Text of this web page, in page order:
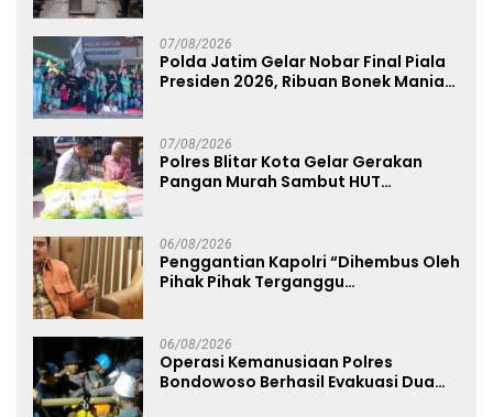
07/08/2026
Polda Jatim Gelar Nobar Final Piala
Presiden 2026, Ribuan Bonek Mania
07/08/2026
Polres Blitar Kota Gelar Gerakan
Pangan Murah Sambut HUT
06/08/2026
Penggantian Kapolri “Dihembus Oleh
Pihak Pihak Terganggu
06/08/2026
Operasi Kemanusiaan Polres
Bondowoso Berhasil Evakuasi Dua